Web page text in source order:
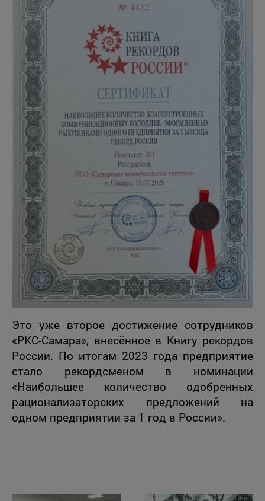
Это уже второе достижение сотрудников
«РКС-Самара», внесённое в Книгу рекордов
России. По итогам 2023 года предприятие
стало рекордсменом в номинации
«Наибольшее количество одобренных
рационализаторских предложений на
одном предприятии за 1 год в России».